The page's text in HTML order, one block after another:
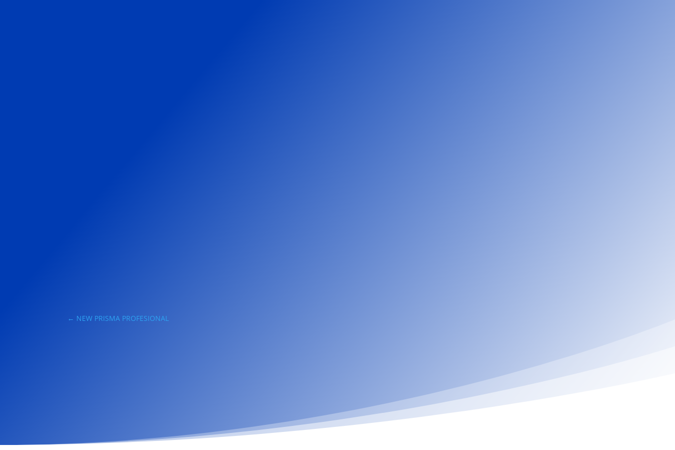
← NEW PRISMA PROFESIONAL